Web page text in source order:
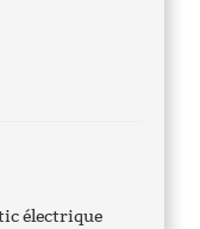
électrique